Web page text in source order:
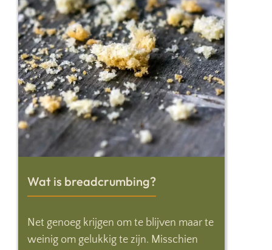
Wat is breadcrumbing?
Net genoeg krijgen om te blijven maar te
weinig om gelukkig te zijn. Misschien